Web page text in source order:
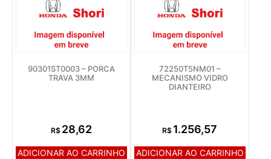
90301ST0003 – PORCA
TRAVA 3MM
R$ 28,62
ADICIONAR AO CARRINHO
72250T5NM01 –
MECANISMO VIDRO
DIANTEIRO
R$ 1.256,57
ADICIONAR AO CARRINHO